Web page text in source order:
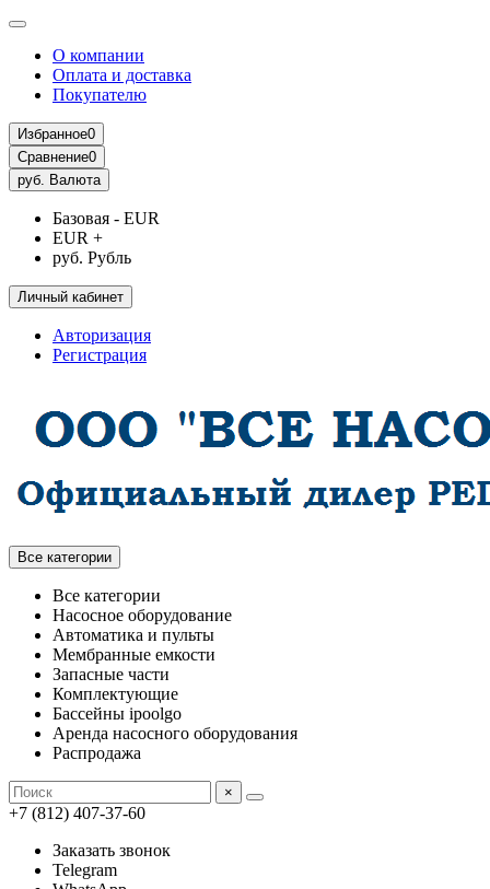
О компании
Оплата и доставка
Покупателю
Избранное0
Сравнение0
руб. Валюта
Базовая - EUR
EUR +
руб. Рубль
Личный кабинет
Авторизация
Регистрация
Все категории
Все категории
Насосное оборудование
Автоматика и пульты
Мембранные емкости
Запасные части
Комплектующие
Бассейны ipoolgo
Аренда насосного оборудования
Распродажа
×
+7 (812) 407-37-60
Заказать звонок
Telegram